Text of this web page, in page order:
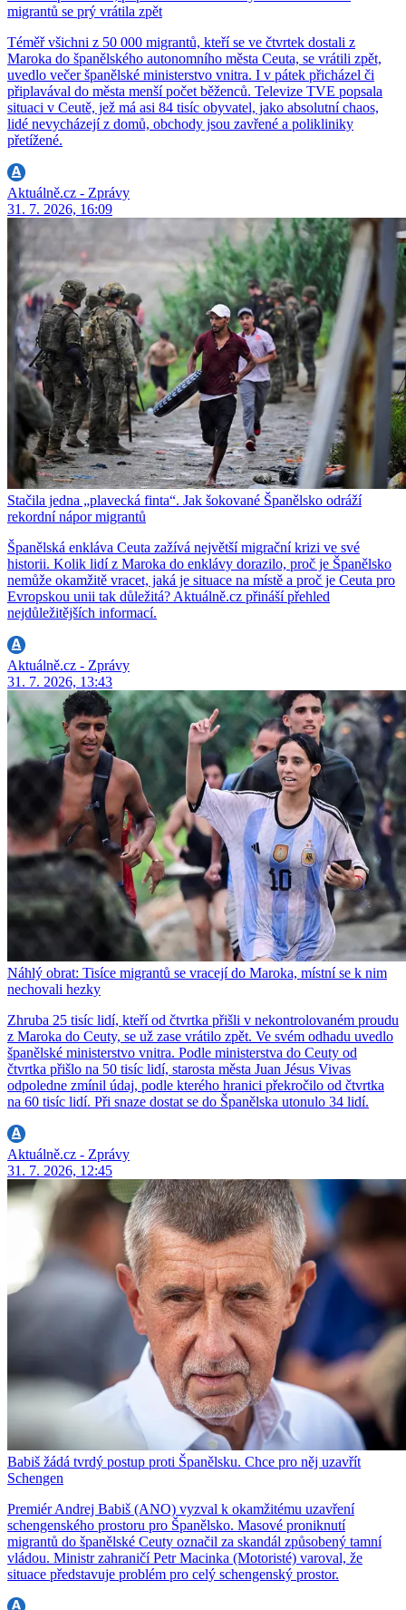
migrantů se prý vrátila zpět
Téměř všichni z 50 000 migrantů, kteří se ve čtvrtek dostali z
Maroka do španělského autonomního města Ceuta, se vrátili zpět,
uvedlo večer španělské ministerstvo vnitra. I v pátek přicházel či
připlavával do města menší počet běženců. Televize TVE popsala
situaci v Ceutě, jež má asi 84 tisíc obyvatel, jako absolutní chaos,
lidé nevycházejí z domů, obchody jsou zavřené a polikliniky
přetížené.
Aktuálně.cz - Zprávy
31. 7. 2026, 16:09
Stačila jedna „plavecká finta“. Jak šokované Španělsko odráží
rekordní nápor migrantů
Španělská enkláva Ceuta zažívá největší migrační krizi ve své
historii. Kolik lidí z Maroka do enklávy dorazilo, proč je Španělsko
nemůže okamžitě vracet, jaká je situace na místě a proč je Ceuta pro
Evropskou unii tak důležitá? Aktuálně.cz přináší přehled
nejdůležitějších informací.
Aktuálně.cz - Zprávy
31. 7. 2026, 13:43
Náhlý obrat: Tisíce migrantů se vracejí do Maroka, místní se k nim
nechovali hezky
Zhruba 25 tisíc lidí, kteří od čtvrtka přišli v nekontrolovaném proudu
z Maroka do Ceuty, se už zase vrátilo zpět. Ve svém odhadu uvedlo
španělské ministerstvo vnitra. Podle ministerstva do Ceuty od
čtvrtka přišlo na 50 tisíc lidí, starosta města Juan Jésus Vivas
odpoledne zmínil údaj, podle kterého hranici překročilo od čtvrtka
na 60 tisíc lidí. Při snaze dostat se do Španělska utonulo 34 lidí.
Aktuálně.cz - Zprávy
31. 7. 2026, 12:45
Babiš žádá tvrdý postup proti Španělsku. Chce pro něj uzavřít
Schengen
Premiér Andrej Babiš (ANO) vyzval k okamžitému uzavření
schengenského prostoru pro Španělsko. Masové proniknutí
migrantů do španělské Ceuty označil za skandál způsobený tamní
vládou. Ministr zahraničí Petr Macinka (Motoristé) varoval, že
situace představuje problém pro celý schengenský prostor.